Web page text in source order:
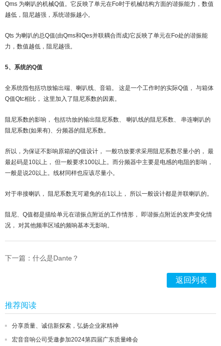
Qms 为喇叭的机械Q值。它反映了单元在Fo时于机械结构方面的谐振能力，数值
越低，阻尼越强，系统谐振越小。
Qts 为喇叭的总Q值(由Qms和Qes并联耦合而成)它反映了单元在Fo处的谐振能
力，数值越低，阻尼越强。
5、系统的Q值
全系统指包括功放输出端、喇叭线、音箱。 这是一个工作时的实际Q值， 与箱体
Q值Qtc相比， 这里加入了阻尼系数的因素。
阻尼系数的影响， 包括功放的输出阻尼系数、 喇叭线的阻尼系数、 串连喇叭的
阻尼系数(如果有)、分频器的阻尼系数。
所以，为保证不影响原箱的Q值设计， 一般功放要求采用阻尼系数尽量小的， 最
最起码是10以上， 但一般要求100以上。而分频器中主要是电感的电阻的影响，
一般是说20以上。线材同样也应该尽量小。
对于串接喇叭， 阻尼系数无可避免的在1以上， 所以一般设计都是并联喇叭的。
阻尼、Q值都是描绘单元在谐振点附近的工作情形， 即谐振点附近的发声变化情
况， 对其他频率区域的频响基本无影响。
下一篇：什么是Dante？
返回列表
推荐阅读
分享质量、诚信新探索，弘扬企业家精神
宏音音响公司受邀参加2024第四届广东质量峰会